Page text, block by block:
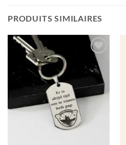
PRODUITS SIMILAIRES
Ajouter
à la liste
souhaits